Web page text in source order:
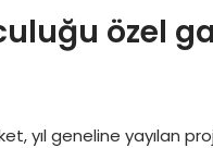
özel
yıl geneline yayılan